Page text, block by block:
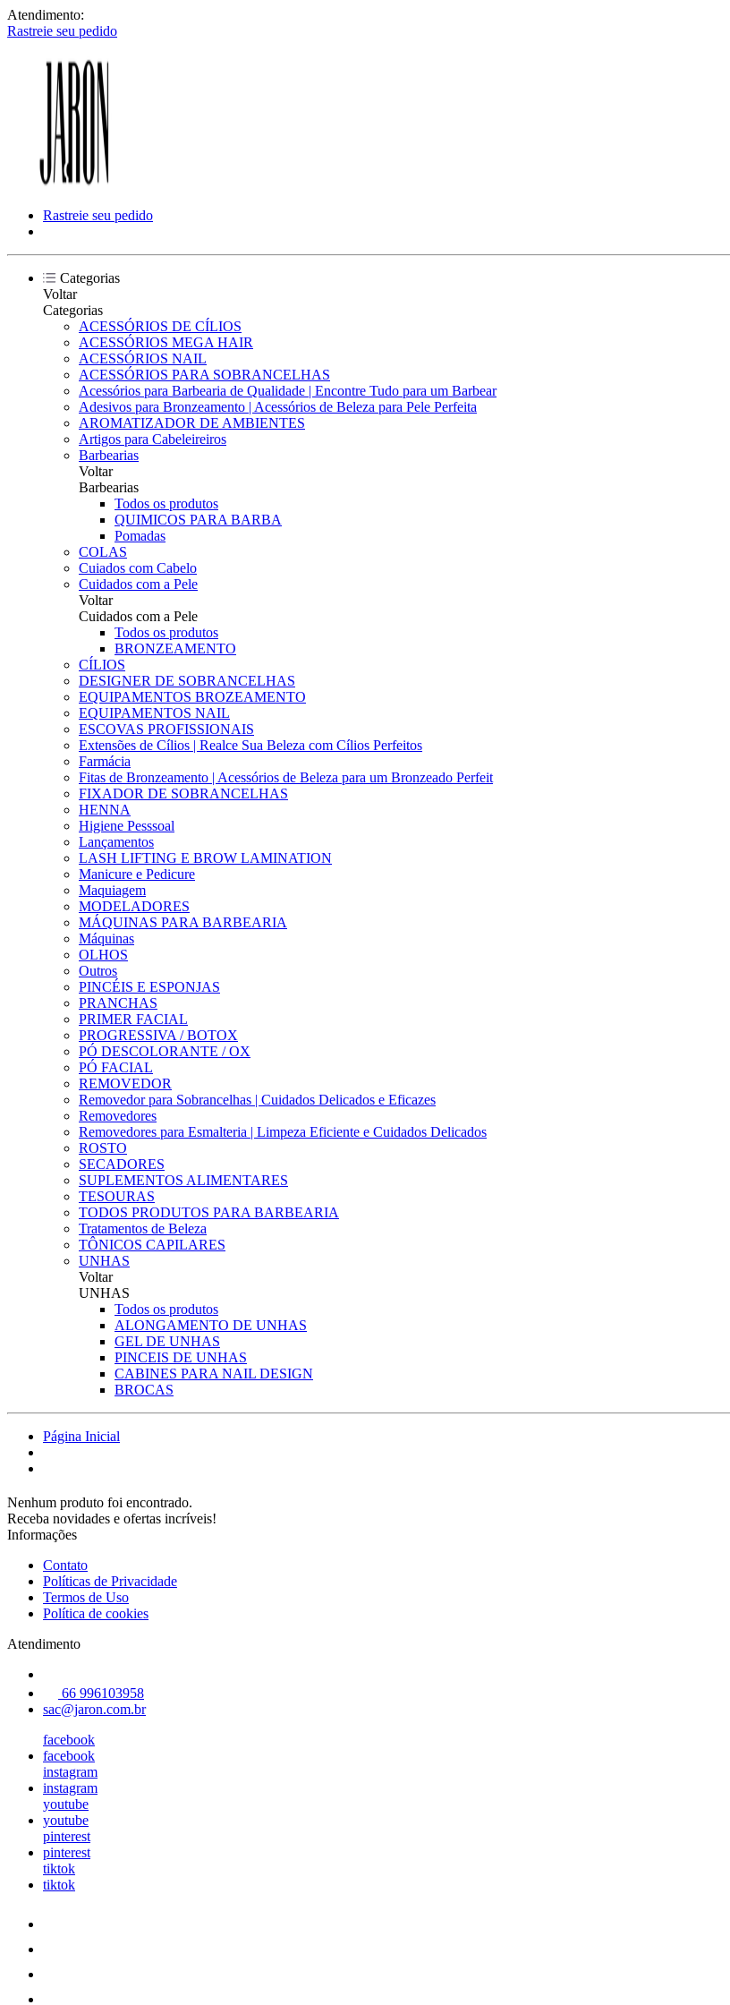
Atendimento:
Rastreie seu pedido
Rastreie seu pedido
Categorias
Voltar
Categorias
ACESSÓRIOS DE CÍLIOS
ACESSÓRIOS MEGA HAIR
ACESSÓRIOS NAIL
ACESSÓRIOS PARA SOBRANCELHAS
Acessórios para Barbearia de Qualidade | Encontre Tudo para um Barbear
Adesivos para Bronzeamento | Acessórios de Beleza para Pele Perfeita
AROMATIZADOR DE AMBIENTES
Artigos para Cabeleireiros
Barbearias
Voltar
Barbearias
Todos os produtos
QUIMICOS PARA BARBA
Pomadas
COLAS
Cuiados com Cabelo
Cuidados com a Pele
Voltar
Cuidados com a Pele
Todos os produtos
BRONZEAMENTO
CÍLIOS
DESIGNER DE SOBRANCELHAS
EQUIPAMENTOS BROZEAMENTO
EQUIPAMENTOS NAIL
ESCOVAS PROFISSIONAIS
Extensões de Cílios | Realce Sua Beleza com Cílios Perfeitos
Farmácia
Fitas de Bronzeamento | Acessórios de Beleza para um Bronzeado Perfeit
FIXADOR DE SOBRANCELHAS
HENNA
Higiene Pesssoal
Lançamentos
LASH LIFTING E BROW LAMINATION
Manicure e Pedicure
Maquiagem
MODELADORES
MÁQUINAS PARA BARBEARIA
Máquinas
OLHOS
Outros
PINCÉIS E ESPONJAS
PRANCHAS
PRIMER FACIAL
PROGRESSIVA / BOTOX
PÓ DESCOLORANTE / OX
PÓ FACIAL
REMOVEDOR
Removedor para Sobrancelhas | Cuidados Delicados e Eficazes
Removedores
Removedores para Esmalteria | Limpeza Eficiente e Cuidados Delicados
ROSTO
SECADORES
SUPLEMENTOS ALIMENTARES
TESOURAS
TODOS PRODUTOS PARA BARBEARIA
Tratamentos de Beleza
TÔNICOS CAPILARES
UNHAS
Voltar
UNHAS
Todos os produtos
ALONGAMENTO DE UNHAS
GEL DE UNHAS
PINCEIS DE UNHAS
CABINES PARA NAIL DESIGN
BROCAS
Página Inicial
Nenhum produto foi encontrado.
Receba novidades e ofertas incríveis!
Informações
Contato
Políticas de Privacidade
Termos de Uso
Política de cookies
Atendimento
66 996103958
sac@jaron.com.br
facebook
facebook
instagram
instagram
youtube
youtube
pinterest
pinterest
tiktok
tiktok